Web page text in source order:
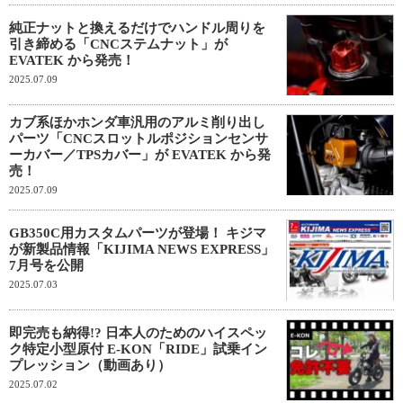
純正ナットと換えるだけでハンドル周りを
引き締める「CNCステムナット」が
EVATEK から発売！
2025.07.09
カブ系ほかホンダ車汎用のアルミ削り出し
パーツ「CNCスロットルポジションセンサ
ーカバー／TPSカバー」が EVATEK から発
売！
2025.07.09
GB350C用カスタムパーツが登場！ キジマ
が新製品情報「KIJIMA NEWS EXPRESS」
7月号を公開
2025.07.03
即完売も納得!? 日本人のためのハイスペッ
ク特定小型原付 E-KON「RIDE」試乗イン
プレッション（動画あり）
2025.07.02